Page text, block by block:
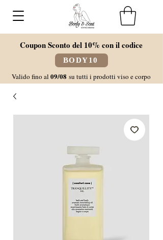
Coupon Sconto del 10% con il codice
BODY10
Valido fino al 09/08 su tutti i prodotti viso e corpo